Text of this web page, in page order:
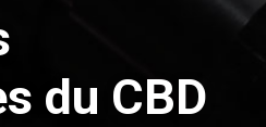
du CBD